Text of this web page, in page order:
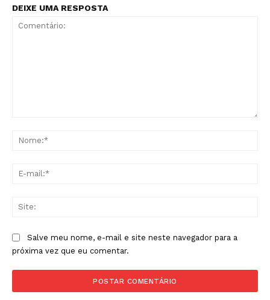
DEIXE UMA RESPOSTA
Salve meu nome, e-mail e site neste navegador para a
próxima vez que eu comentar.